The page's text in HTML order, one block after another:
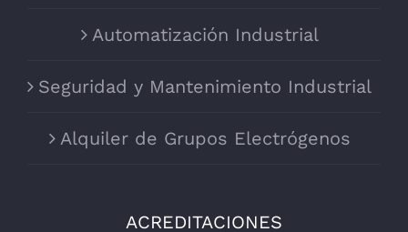
Automatización Industrial
Seguridad y Mantenimiento Industrial
Alquiler de Grupos Electrógenos
ACREDITACIONES